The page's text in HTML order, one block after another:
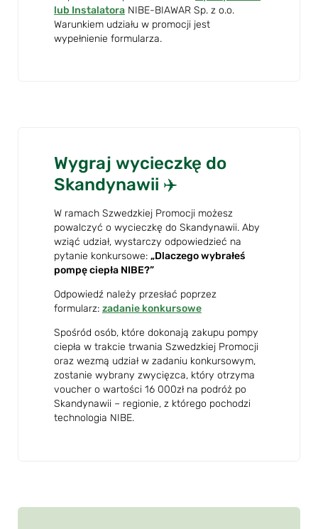
lub Instalatora NIBE-BIAWAR Sp. z o.o.
Warunkiem udziału w promocji jest
wypełnienie formularza.
Wygraj wycieczkę do
Skandynawii ✈️
W ramach Szwedzkiej Promocji możesz
powalczyć o wycieczkę do Skandynawii. Aby
wziąć udział, wystarczy odpowiedzieć na
pytanie konkursowe: „Dlaczego wybrałeś
pompę ciepła NIBE?”
Odpowiedź należy przesłać poprzez
formularz: zadanie konkursowe
Spośród osób, które dokonają zakupu pompy
ciepła w trakcie trwania Szwedzkiej Promocji
oraz wezmą udział w zadaniu konkursowym,
zostanie wybrany zwycięzca, który otrzyma
voucher o wartości 16 000zł na podróż po
Skandynawii – regionie, z którego pochodzi
technologia NIBE.